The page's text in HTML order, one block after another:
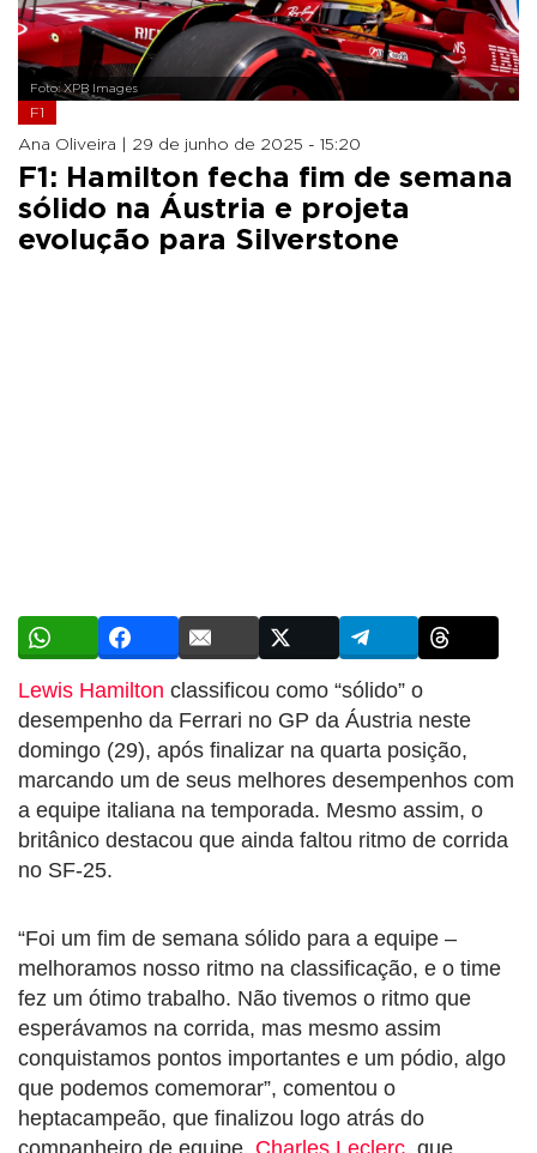
Foto: XPB Images
F1
Ana Oliveira | 29 de junho de 2025 - 15:20
F1: Hamilton fecha fim de semana
sólido na Áustria e projeta
evolução para Silverstone
Lewis Hamilton classificou como “sólido” o
desempenho da Ferrari no GP da Áustria neste
domingo (29), após finalizar na quarta posição,
marcando um de seus melhores desempenhos com
a equipe italiana na temporada. Mesmo assim, o
britânico destacou que ainda faltou ritmo de corrida
no SF-25.
“Foi um fim de semana sólido para a equipe –
melhoramos nosso ritmo na classificação, e o time
fez um ótimo trabalho. Não tivemos o ritmo que
esperávamos na corrida, mas mesmo assim
conquistamos pontos importantes e um pódio, algo
que podemos comemorar”, comentou o
heptacampeão, que finalizou logo atrás do
companheiro de equipe, Charles Leclerc, que